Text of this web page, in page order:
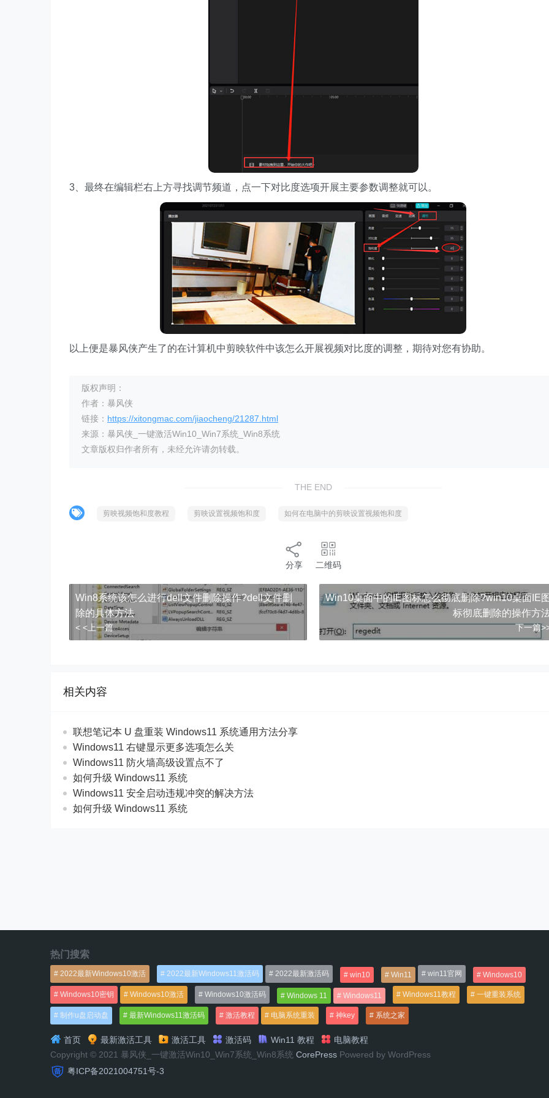
3、最终在编辑栏右上方寻找调节频道，点一下对比度选项开展主要参数调整就可以。
以上便是暴风侠产生了的在计算机中剪映软件中该怎么开展视频对比度的调整，期待对您有协助。
版权声明：
作者：暴风侠
链接： https://xitongmac.com/jiaocheng/21287.html
来源：暴风侠_一键激活Win10_Win7系统_Win8系统
文章版权归作者所有，未经允许请勿转载。
THE END
剪映视频饱和度教程 剪映设置视频饱和度 如何在电脑中的剪映设置视频饱和度
分享 二维码
Win8系统该怎么进行dell文件删除操作?dell文件删
除的具体方法
< <上一篇
Win10桌面中的IE图标怎么彻底删除?win10桌面IE图
标彻底删除的操作方
下一篇
相关内容
联想笔记本 U 盘重装 Windows11 系统通用方法分享
Windows11 右键显示更多选项怎么关
Windows11 防火墙高级设置点不了
如何升级 Windows11 系统
Windows11 安全启动违规冲突的解决方法
如何升级 Windows11 系统
热门搜索
2022最新Windows10激活 2022最新Windows11激活码 2022最新激活码 win10 Win11 win11官网 Windows10
Windows10密钥 Windows10激活 Windows10激活码 Windows 11 Windows11 Windows11教程 一键重装系统
制作u盘启动盘 最新Windows11激活码 激活教程 电脑系统重装 神key 系统之家
首页 最新激活工具 激活工具 激活码 Win11 教程
电脑教程
Copyright © 2021 暴风侠_一键激活Win10_Win7系统_Win8系统 CorePress Powered by WordPress
粤ICP备2021004751号-3